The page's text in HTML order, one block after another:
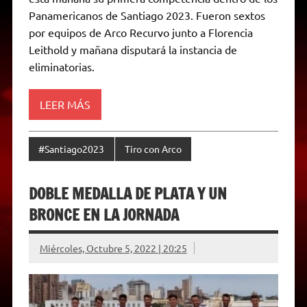
p
p
a
m
r
o
k
n
g
e
i
n
k
r
i
n
Panamericanos de Santiago 2023. Fueron sextos
por equipos de Arco Recurvo junto a Florencia
Leithold y mañana disputará la instancia de
eliminatorias.
LEER MÁS
#Santiago2023 Tiro con Arco
DOBLE MEDALLA DE PLATA Y UN
BRONCE EN LA JORNADA
Miércoles, Octubre 5, 2022 | 20:25